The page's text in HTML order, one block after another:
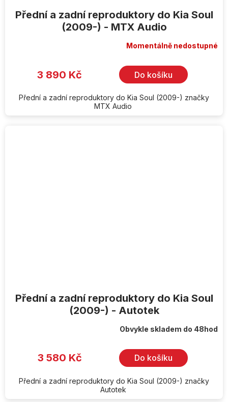
Přední a zadní reproduktory do Kia Soul
(2009-) - MTX Audio
Momentálně nedostupné
3 890 Kč Do košíku
Přední a zadní reproduktory do Kia Soul (2009-) značky
MTX Audio
Přední a zadní reproduktory do Kia Soul
(2009-) - Autotek
Obvykle skladem do 48hod
3 580 Kč Do košíku
Přední a zadní reproduktory do Kia Soul (2009-) značky
Autotek